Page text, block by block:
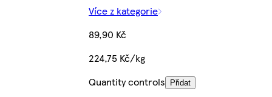
Více z kategorie
89,90 Kč
224,75 Kč/kg
Quantity controls
Přidat